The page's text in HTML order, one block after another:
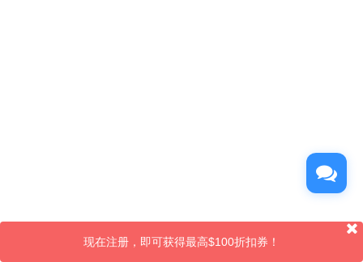
现在注册，即可获得最高$100折扣券！